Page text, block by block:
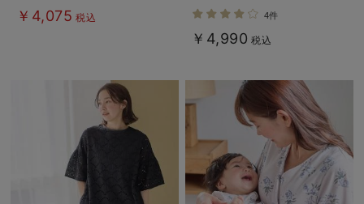
【出産後も長く使える】fairy（フェ
アリー）
￥4,075 税込
る】
4件
￥4,990 税込